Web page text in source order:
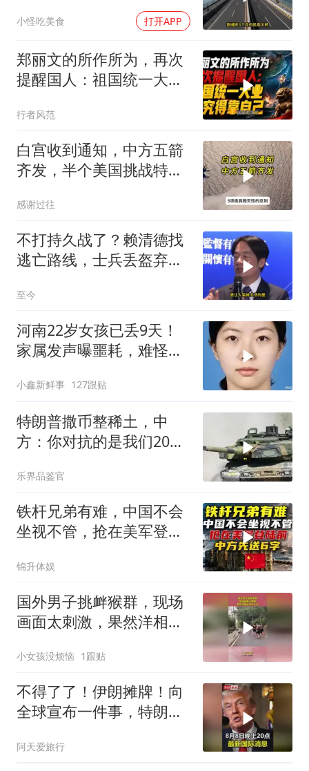
小怪吃美食 打开APP
郑丽文的所作所为，再次
提醒国人：祖国统一大
行者风范
白宫收到通知，中方五箭
齐发，半个美国挑战特朗
感谢过往
不打持久战了？赖清德找
逃亡路线，士兵丢盔弃
至今
河南22岁女孩已丢9天！
家属发声曝噩耗，难怪搜
小鑫新鲜事 127跟贴
特朗普撒币整稀土，中
方：你对抗的是我们20年
乐界品鉴官
铁杆兄弟有难，中国不会
坐视不管，抢在美军登陆
锦升体娱
国外男子挑衅猴群，现场
画面太刺激，果然洋相还
小女孩没烦恼 1跟贴
不得了了！伊朗摊牌！向
全球宣布一件事，特朗普
阿天爱旅行